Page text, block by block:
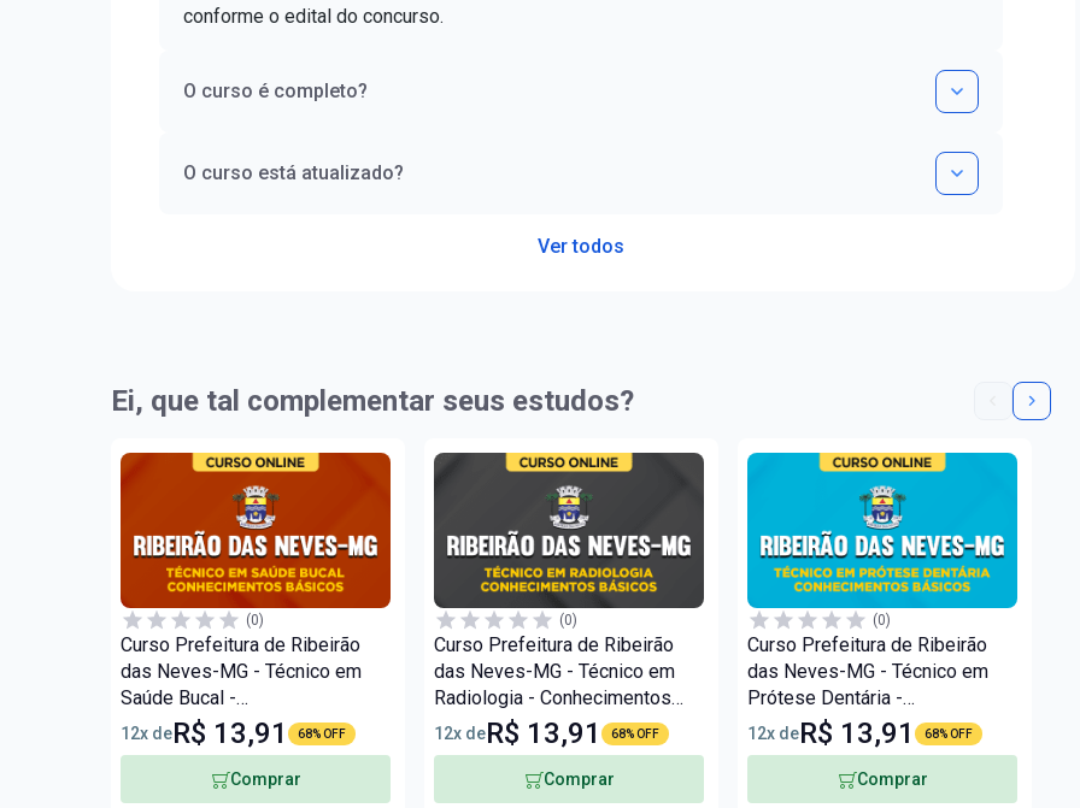
conforme o edital do concurso.
O curso é completo?
O curso está atualizado?
Ver todos
Ei, que tal complementar seus estudos?
(0)
Curso Prefeitura de Ribeirão
das Neves-MG - Técnico em
Saúde Bucal -
Conhecimentos Básicos
12x deR$ 13,91 68% OFF
Comprar
(0)
Curso Prefeitura de Ribeirão
das Neves-MG - Técnico em
Radiologia - Conhecimentos
Básicos
12x deR$ 13,91 68% OFF
Comprar
(0)
Curso Prefeitura de Ribeirão
das Neves-MG - Técnico em
Prótese Dentária -
Conhecimentos Básicos
12x deR$ 13,91 68% OFF
Comprar